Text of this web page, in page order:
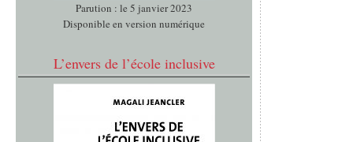
Parution : le 5 janvier 2023
Disponible en version numérique
L’envers de l’école inclusive